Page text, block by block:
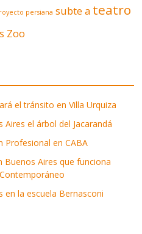
persiana subte a teatro
Zoo
el tránsito en Villa Urquiza
el árbol del Jacarandá
Profesional en CABA
Buenos Aires que funciona
en la escuela Bernasconi